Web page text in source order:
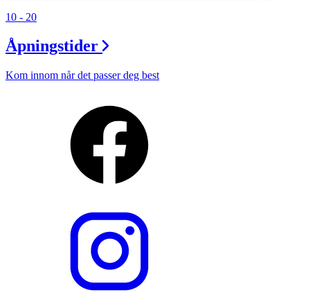
10 - 20
Åpningstider
Kom innom når det passer deg best